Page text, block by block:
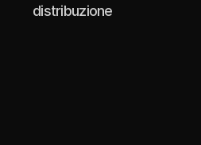
distribuzione